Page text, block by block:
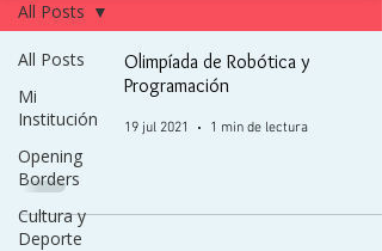
All Posts
Mi
Institución
Opening
Borders
Cultura y
Deporte
All Posts
Olimpíada de Robótica y
Programación
19 jul 2021 1 min de lectura